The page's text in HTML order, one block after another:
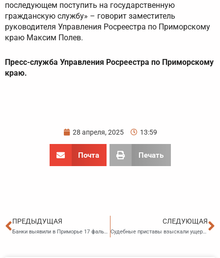
последующем поступить на государственную
гражданскую службу» – говорит заместитель
руководителя Управления Росреестра по Приморскому
краю Максим Полев.
Пресс-служба Управления Росреестра по Приморскому
краю.
28 апреля, 2025 13:59
Почта Печать
Пред
ПРЕДЫДУЩАЯ
Банки выявили в Приморье 17 фальшивых банкнот
СЛЕДУЮЩАЯ
Судебные приставы взыскали ущерб с бывшего сотрудника банка